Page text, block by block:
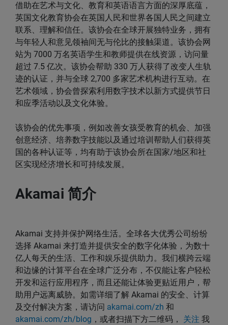
借助在艺术与文化、教育和英语语言方面的深厚底蕴，
英国文化教育协会在英国人民和世界各国人民之间建立
联系、理解和信任。该协会在全球开展独特业务，拥有
与年轻人和意见领袖间无与伦比的接触渠道。该协会网
站为 7000 万名英语学生和教师提供在线资源，访问量
超过 7.5 亿次。该协会帮助 330 万人获得了改变人生轨
迹的认证，并与全球 2,700 多家艺术机构进行互动。在
艺术领域，协会曾探索利用数字技术以新方式提供节日
和应季活动以及文化体验。
该协会的优先事项，例如改善女孩受教育的机会、加强
创意经济、培养数字技能以及通过培训帮助人们获得英
国的各种认证等，均有助于该协会所在国家/地区和社
区实现经济增长和可持续发展。
Akamai 简介
Akamai 支持并保护网络生活。全球各大优秀公司纷纷
选择 Akamai 来打造并提供安全的数字化体验，为数十
亿人每天的生活、工作和娱乐提供助力。我们横跨云端
和边缘的计算平台在全球广泛分布，不仅能让客户轻松
开发和运行应用程序，而且还能让体验更贴近用户，帮
助用户远离威胁。如需详细了解 Akamai 的安全、计算
及交付解决方案，请访问 akamai.com/zh 和
akamai.com/zh/blog ，或者扫描下方二维码， 关注 我